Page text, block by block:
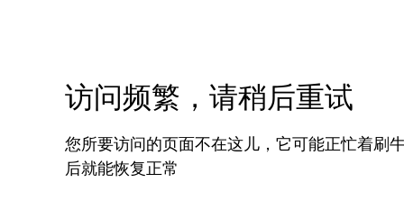
访问频繁，请稍后重试
您所要访问的页面不在这儿，它可能正忙着刷
后就能恢复正常